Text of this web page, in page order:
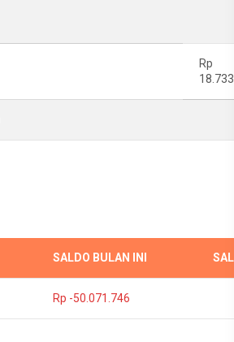
Rp
SALDO BULAN INI
Rp -50.071.746